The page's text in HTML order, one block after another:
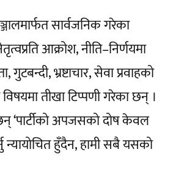
सार्वजनिक गरेका
आक्रोश, नीति–निर्णयमा
भ्रष्टाचार, सेवा प्रवाहको
तीखा टिप्पणी गरेका छन् ।
‘पार्टीको अपजसको दोष केवल
न्यायोचित हुँदैन, हामी सबै यसको